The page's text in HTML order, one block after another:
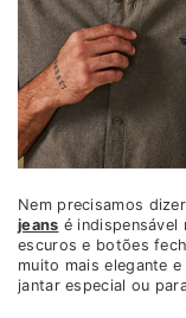
Nem precisamos
jeans é
escuros e botões
muito mais elegante
jantar especial ou